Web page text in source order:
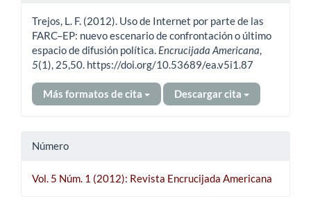
artículo
Trejos, L. F. (2012). Uso de Internet por parte de las
FARC–EP: nuevo escenario de confrontación o último
espacio de difusión política. Encrucijada Americana,
5(1), 25,50. https://doi.org/10.53689/ea.v5i1.87
Más formatos de cita Descargar cita
Número
Vol. 5 Núm. 1 (2012): Revista Encrucijada Americana